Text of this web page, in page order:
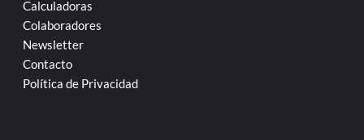
Calculadoras
Colaboradores
Newsletter
Contacto
Política de Privacidad